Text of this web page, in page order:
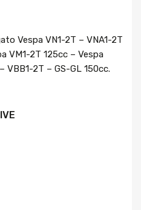
Vespa VN1-2T – VNA1-2T
VM1-2T 125cc – Vespa
VBB1-2T – GS-GL 150cc.